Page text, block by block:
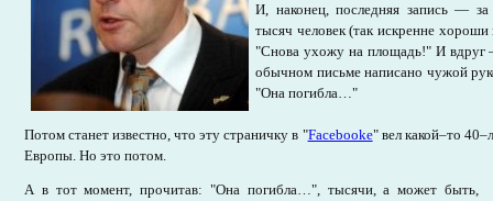
И, наконец, последняя запись —
тысяч человек (так искренне
"Снова ухожу на площадь!" И вдруг
обычном письме написано чужой
"Она погибла…"
Потом станет известно, что эту страничку в "Facebookе" вел какой–то
Европы. Но это потом.
А в тот момент, прочитав: "Она погибла…", тысячи, а может быть,